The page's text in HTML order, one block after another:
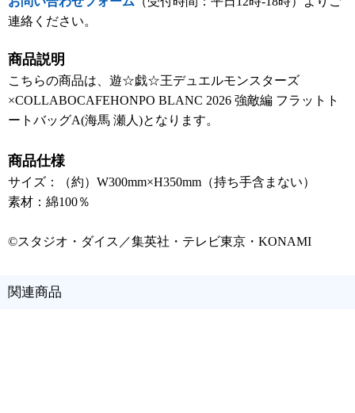
連絡ください。
商品説明
こちらの商品は、遊☆戯☆王デュエルモンスターズ
×COLLABOCAFEHONPO BLANC 2026 強敵編 フラットト
ートバッグA(海馬 瀬人)となります。
商品仕様
サイズ：（約）W300mm×H350mm（持ち手含まない）
素材：綿100％
©スタジオ・ダイス／集英社・テレビ東京・KONAMI
関連商品